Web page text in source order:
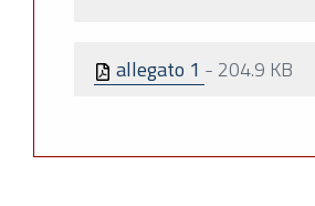
allegato 1 - 204.9 KB